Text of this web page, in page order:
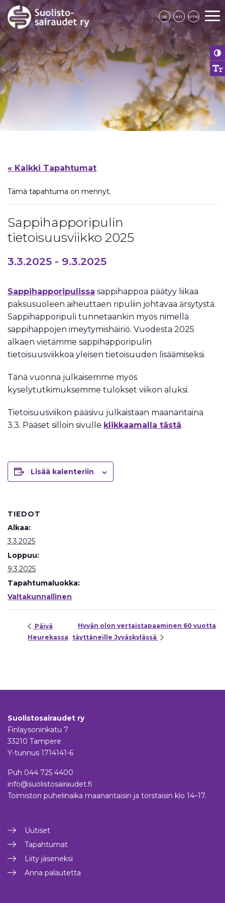
se en sme
« Kaikki Tapahtumat
Tämä tapahtuma on mennyt.
Sappihapporipulin
tietoisuusviikko 2025
3.3.2025 - 9.3.2025
Sappihapporipulissa sappihappoa päätyy liikaa
paksusuoleen aiheuttaen ripuliin johtavaa ärsytystä.
Sappihapporipuli tunnetaankin myös nimellä
sappihappojen imeytymishäiriö. Vuodesta 2025
alkaen vietämme sappihapporipulin
tietoisuusviikkoa yleisen tietoisuuden lisäämiseksi.
Tänä vuonna julkaisemme myös
kyselytutkimuksemme tulokset viikon aluksi.
Tietoisuusviikon pääsivu julkaistaan maanantaina
3.3. Pääset silloin sivulle klikkaamalla tästä.
Lisää kalenteriin
TIEDOT
Alkaa:
3.3.2025
Loppuu:
9.3.2025
Tapahtumaluokka:
Valtakunnallinen
Päivä
Heurekassa
Hyvän olon vertaistapaaminen 60 vuotta
täyttäneille Jyväskylässä
Suolistosairaudet ry
Finlaysoninkatu 7
33210 Tampere
Y-tunnus 1714141-6
Puh 044 725 4400
info@suolistosairaudet.fi
Toimiston puhelinaika maanantaisin ja torstaisin klo 14–17.
Uutiset
Tapahtumat
Liity jäseneksi
Anna palautetta